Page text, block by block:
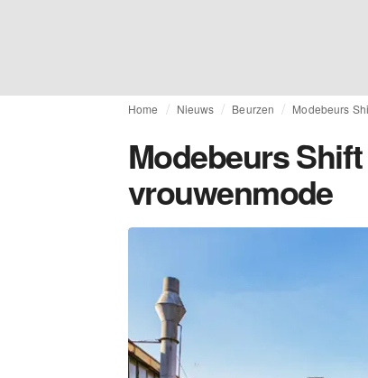
Home Nieuws Beurzen Modebeurs
Modebeurs
vrouwenmode